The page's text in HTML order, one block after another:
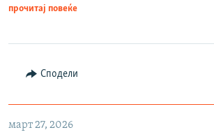
прочитај повеќе
Сподели
март 27, 2026